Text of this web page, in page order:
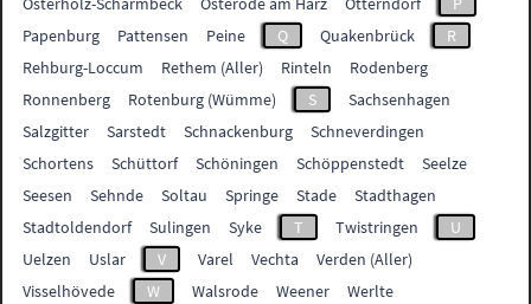
Papenburg
Pattensen Peine Q Quakenbrück
R
Rehburg-Loccum
Rethem (Aller) Rinteln
Rodenberg
Ronnenberg
Rotenburg (Wümme) S
Sachsenhagen
Salzgitter
Sarstedt Schnackenburg
Schneverdingen
Schortens
Schüttorf Schöningen Schöppenstedt
Seelze
Seesen
Sehnde Soltau Springe Stade
Stadthagen
Stadtoldendorf
Sulingen Syke T Twistringen
U
Uelzen
Uslar V Varel Vechta
Verden (Aller)
Visselhövede
W Walsrode Weener
Werlte